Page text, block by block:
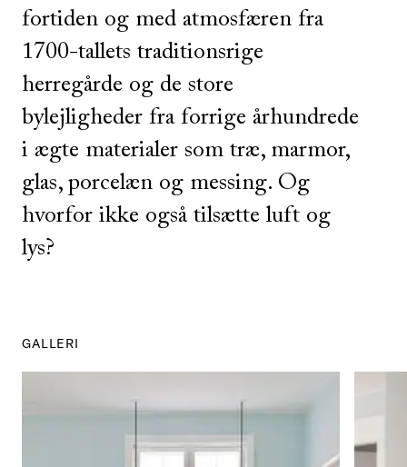
fortiden og med atmosfæren fra
1700-tallets traditionsrige
herregårde og de store
bylejligheder fra forrige århundrede
i ægte materialer som træ, marmor,
glas, porcelæn og messing. Og
hvorfor ikke også tilsætte luft og
lys?
GALLERI